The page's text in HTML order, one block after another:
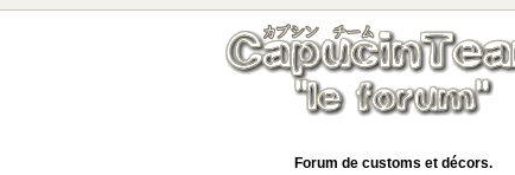
Forum de customs et décors.